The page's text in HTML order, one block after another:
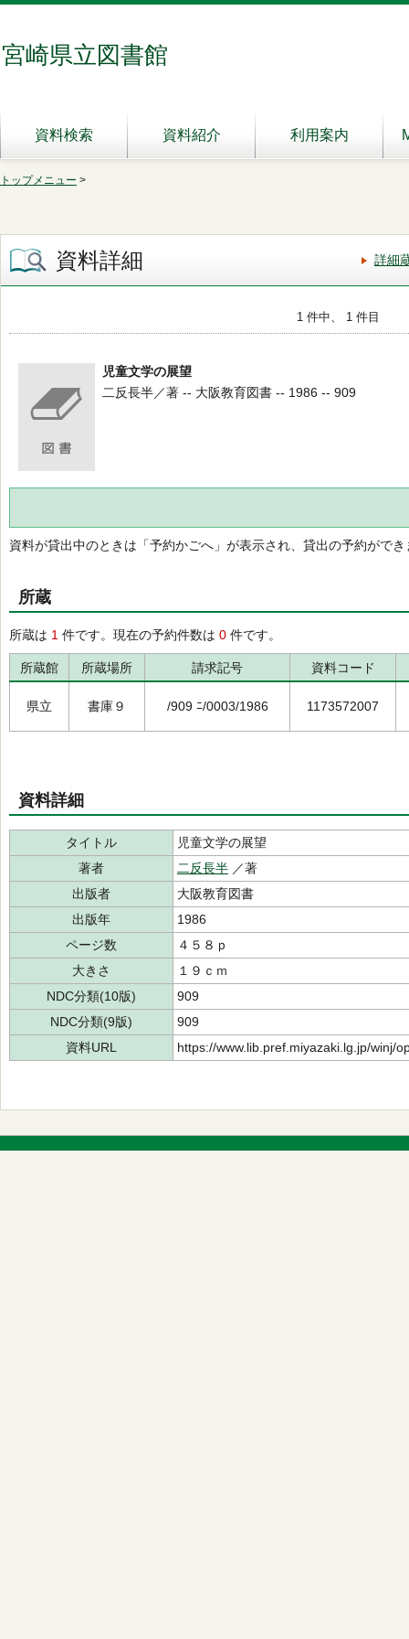
宮崎県立図書館
資料検索 資料紹介 利用案内
トップメニュー >
資料詳細 詳細
1 件中、 1 件目
児童文学の展望
二反長半／著 -- 大阪教育図書 -- 1986 -- 909
資料が貸出中のときは「予約かごへ」が表示され、貸出の予約ができ
所蔵
所蔵は 1 件です。現在の予約件数は 0 件です。
所蔵館 所蔵場所 請求記号 資料コード
県立 書庫９ /909 ﾆ/0003/1986 1173572007
資料詳細
タイトル
児童文学の展望
著者
二反長半 ／著
出版者
大阪教育図書
出版年
1986
ページ数
４５８ｐ
大きさ
１９ｃｍ
NDC分類(10版)
909
NDC分類(9版)
909
資料URL
https://www.lib.pref.miyazaki.lg.jp/winj/